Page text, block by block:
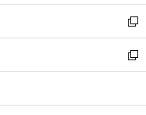
開
く
ウ
で
開
く
ン
ド
ウ
で
開
ウ
ィ
ン
ド
ウ
開
し
い
ウ
ィ
ン
ウ
新
し
い
ウ
ン
新
し
ウ